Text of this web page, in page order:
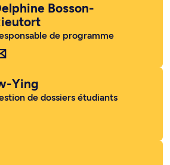
Bosson-
de programme
Ying
de dossiers étudiants